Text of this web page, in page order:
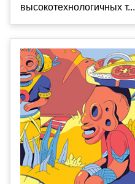
высокотехнологичных т...